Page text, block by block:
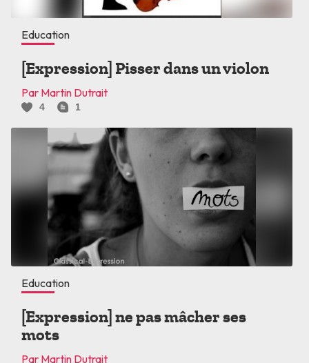
Education
[Expression] Pisser dans un violon
Par Martin Dutrait
4 1
Education
[Expression] ne pas mâcher ses
mots
Par Martin Dutrait